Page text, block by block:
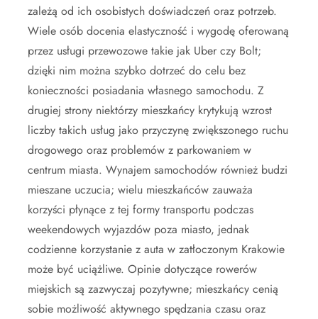
zależą od ich osobistych doświadczeń oraz potrzeb.
Wiele osób docenia elastyczność i wygodę oferowaną
przez usługi przewozowe takie jak Uber czy Bolt;
dzięki nim można szybko dotrzeć do celu bez
konieczności posiadania własnego samochodu. Z
drugiej strony niektórzy mieszkańcy krytykują wzrost
liczby takich usług jako przyczynę zwiększonego ruchu
drogowego oraz problemów z parkowaniem w
centrum miasta. Wynajem samochodów również budzi
mieszane uczucia; wielu mieszkańców zauważa
korzyści płynące z tej formy transportu podczas
weekendowych wyjazdów poza miasto, jednak
codzienne korzystanie z auta w zatłoczonym Krakowie
może być uciążliwe. Opinie dotyczące rowerów
miejskich są zazwyczaj pozytywne; mieszkańcy cenią
sobie możliwość aktywnego spędzania czasu oraz